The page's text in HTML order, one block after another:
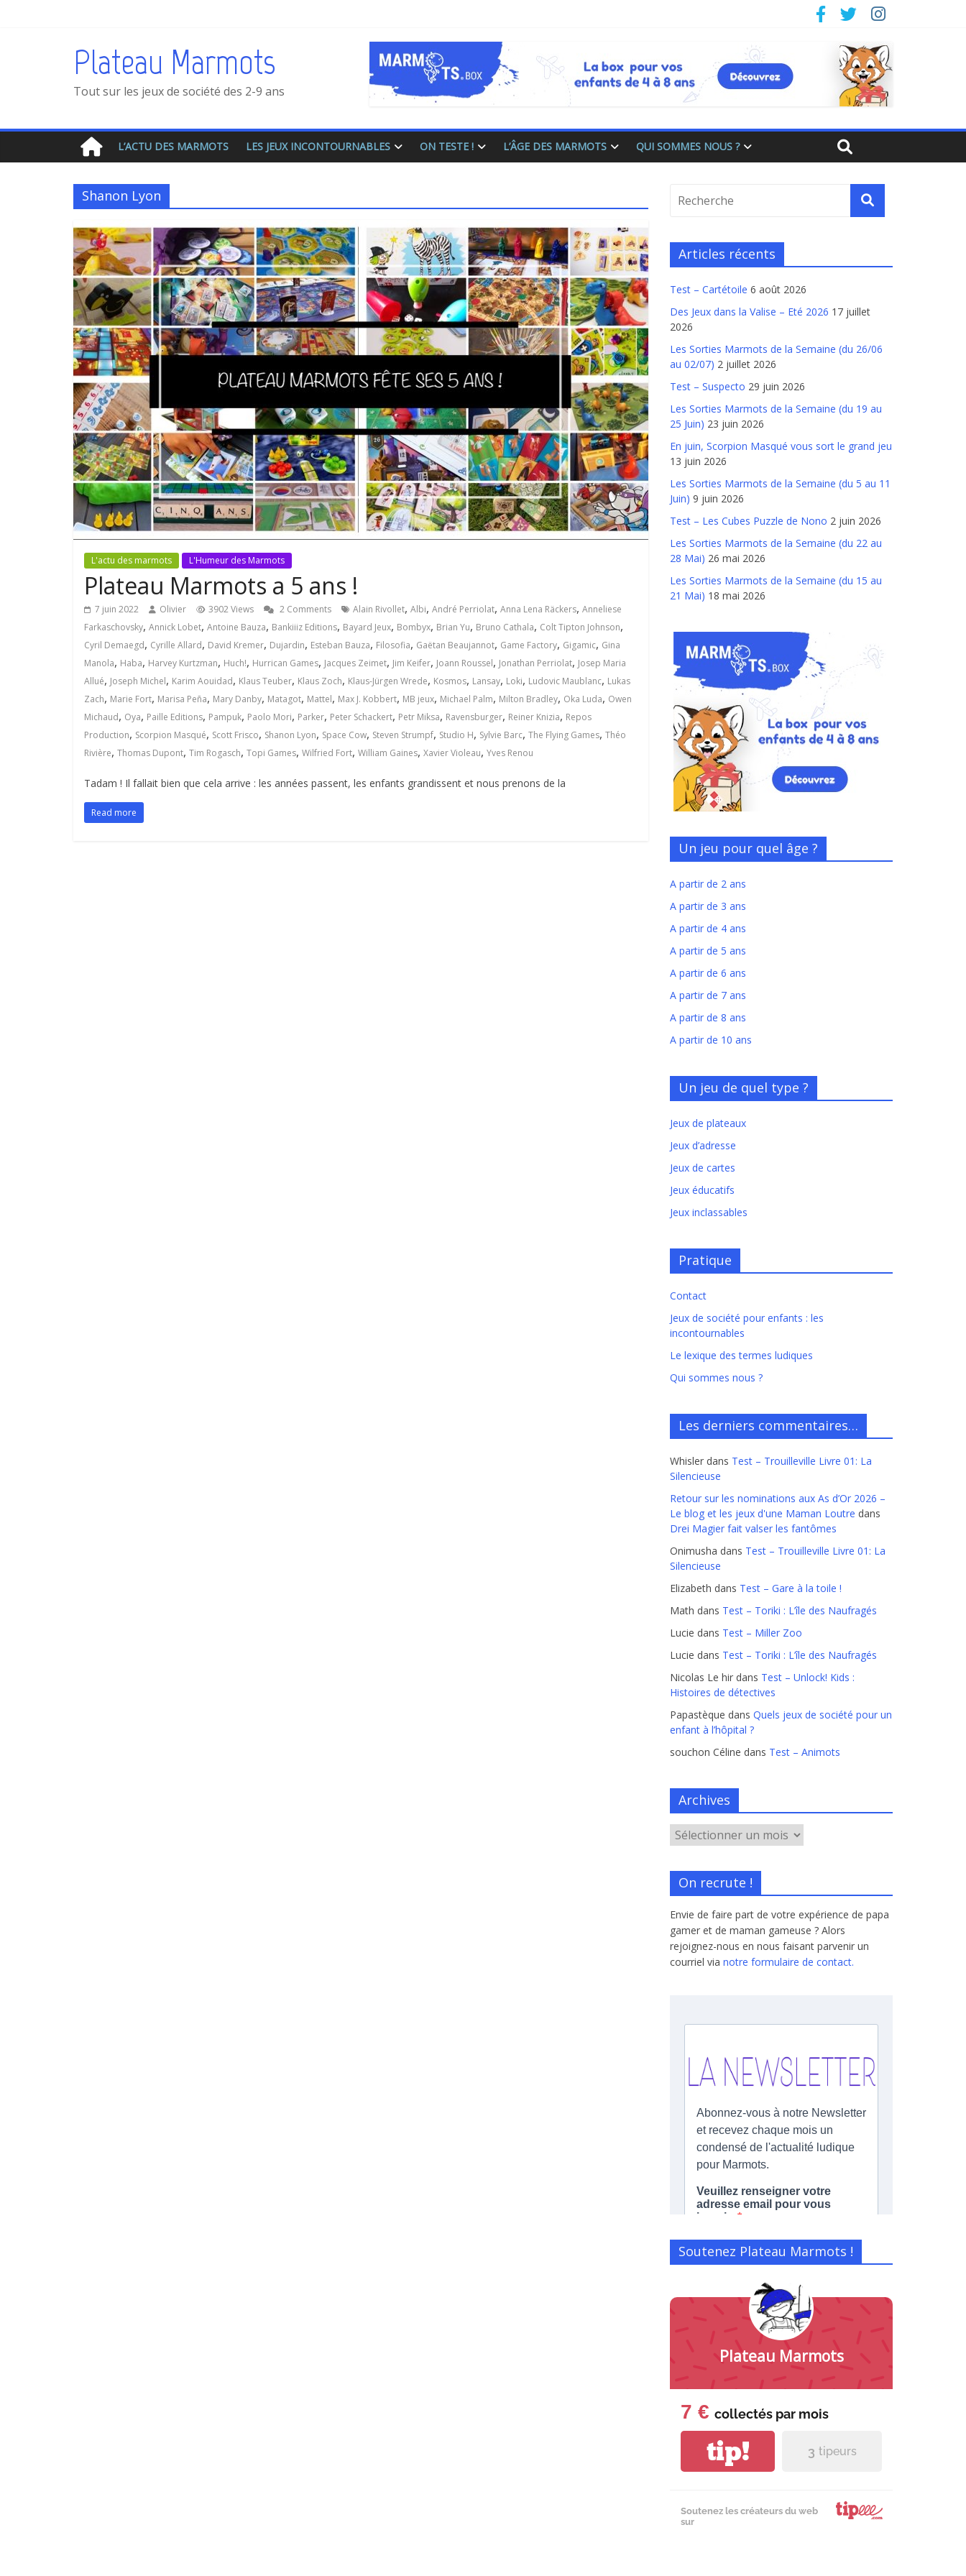
Plateau Marmots
Tout sur les jeux de société des 2-9 ans
L’ACTU DES MARMOTS LES JEUX INCONTOURNABLES ON TESTE ! L’ÂGE DES MARMOTS QUI SOMMES NOUS ?
Shanon Lyon
L'actu des marmots L'Humeur des Marmots
Plateau Marmots a 5 ans !
7 juin 2022 Olivier 3902 Views 2 Comments Alain Rivollet, Albi, André Perriolat, Anna Lena Räckers, Anneliese
Farkaschovsky, Annick Lobet, Antoine Bauza, Bankiiiz Editions, Bayard Jeux, Bombyx, Brian Yu, Bruno Cathala, Colt Tipton Johnson,
Cyril Demaegd, Cyrille Allard, David Kremer, Dujardin, Esteban Bauza, Filosofia, Gaëtan Beaujannot, Game Factory, Gigamic, Gina
Manola, Haba, Harvey Kurtzman, Huch!, Hurrican Games, Jacques Zeimet, Jim Keifer, Joann Roussel, Jonathan Perriolat, Josep Maria
Allué, Joseph Michel, Karim Aouidad, Klaus Teuber, Klaus Zoch, Klaus-Jürgen Wrede, Kosmos, Lansay, Loki, Ludovic Maublanc, Lukas
Zach, Marie Fort, Marisa Peña, Mary Danby, Matagot, Mattel, Max J. Kobbert, MB jeux, Michael Palm, Milton Bradley, Oka Luda, Owen
Michaud, Oya, Paille Editions, Pampuk, Paolo Mori, Parker, Peter Schackert, Petr Miksa, Ravensburger, Reiner Knizia, Repos
Production, Scorpion Masqué, Scott Frisco, Shanon Lyon, Space Cow, Steven Strumpf, Studio H, Sylvie Barc, The Flying Games, Théo
Rivière, Thomas Dupont, Tim Rogasch, Topi Games, Wilfried Fort, William Gaines, Xavier Violeau, Yves Renou
Tadam ! Il fallait bien que cela arrive : les années passent, les enfants grandissent et nous prenons de la
Read more
Articles récents
Test – Cartétoile 6 août 2026
Des Jeux dans la Valise – Eté 2026 17 juillet
2026
Les Sorties Marmots de la Semaine (du 26/06
au 02/07) 2 juillet 2026
Test – Suspecto 29 juin 2026
Les Sorties Marmots de la Semaine (du 19 au
25 Juin) 23 juin 2026
En juin, Scorpion Masqué vous sort le grand jeu
13 juin 2026
Les Sorties Marmots de la Semaine (du 5 au 11
Juin) 9 juin 2026
Test – Les Cubes Puzzle de Nono 2 juin 2026
Les Sorties Marmots de la Semaine (du 22 au
28 Mai) 26 mai 2026
Les Sorties Marmots de la Semaine (du 15 au
21 Mai) 18 mai 2026
Un jeu pour quel âge ?
A partir de 2 ans
A partir de 3 ans
A partir de 4 ans
A partir de 5 ans
A partir de 6 ans
A partir de 7 ans
A partir de 8 ans
A partir de 10 ans
Un jeu de quel type ?
Jeux de plateaux
Jeux d’adresse
Jeux de cartes
Jeux éducatifs
Jeux inclassables
Pratique
Contact
Jeux de société pour enfants : les
incontournables
Le lexique des termes ludiques
Qui sommes nous ?
Les derniers commentaires…
Whisler dans Test – Trouilleville Livre 01: La
Silencieuse
Retour sur les nominations aux As d’Or 2026 –
Le blog et les jeux d'une Maman Loutre dans
Drei Magier fait valser les fantômes
Onimusha dans Test – Trouilleville Livre 01: La
Silencieuse
Elizabeth dans Test – Gare à la toile !
Math dans Test – Toriki : L’île des Naufragés
Lucie dans Test – Miller Zoo
Lucie dans Test – Toriki : L’île des Naufragés
Nicolas Le hir dans Test – Unlock! Kids :
Histoires de détectives
Papastèque dans Quels jeux de société pour un
enfant à l’hôpital ?
souchon Céline dans Test – Animots
Archives
On recrute !
Envie de faire part de votre expérience de papa
gamer et de maman gameuse ? Alors
rejoignez-nous en nous faisant parvenir un
courriel via notre formulaire de contact.
Soutenez Plateau Marmots !
Plateau Marmots
7 € collectés par mois
tip! 3 tipeurs
Soutenez les créateurs du web
sur